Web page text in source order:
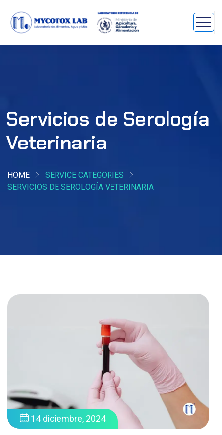
Servicios de Serología
Veterinaria
HOME
SERVICE CATEGORIES
SERVICIOS DE SEROLOGÍA VETERINARIA
14 diciembre, 2024